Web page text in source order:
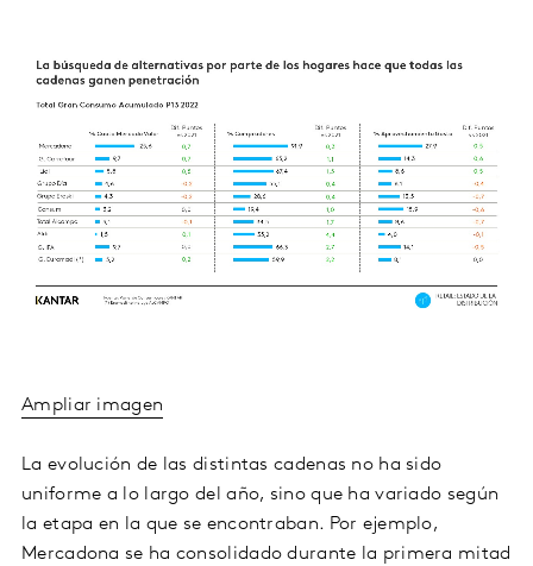
Ampliar imagen
La evolución de las distintas cadenas no ha sido
uniforme a lo largo del año, sino que ha variado según
la etapa en la que se encontraban. Por ejemplo,
Mercadona se ha consolidado durante la primera mitad